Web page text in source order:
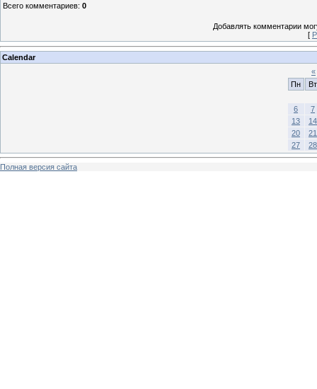
Всего комментариев: 0
Добавлять комментарии
[
Calendar
«
Пн
Вт
6
7
13
14
20
21
27
28
Полная версия сайта